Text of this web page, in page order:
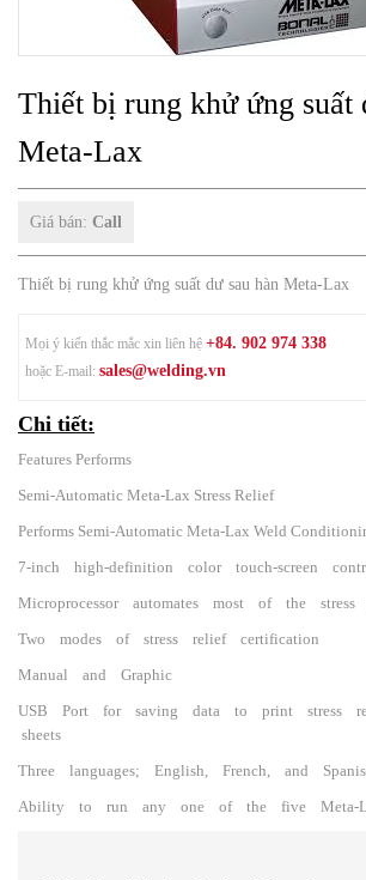
Thiết bị rung khử ứng suất
Meta-Lax
Giá bán: Call
Thiết bị rung khử ứng suất dư sau hàn Meta-Lax
Mọi ý kiến thắc mắc xin liên hệ +84. 902 974 338
hoặc E-mail: sales@welding.vn
Chi tiết:
Features Performs
Semi-Automatic Meta-Lax Stress Relief
Performs Semi-Automatic Meta-Lax Weld
7-inch high-definition color touch-screen
Microprocessor automates most of the stress
Two modes of stress relief certification
Manual and Graphic
USB Port for saving data to print stress
sheets
Three languages; English, French, and
Ability to run any one of the five Meta-